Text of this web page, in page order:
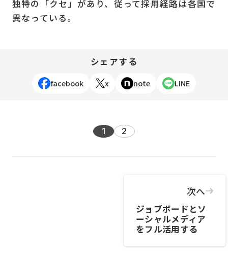
独特の「クセ」があり、従って採用経路は各国で
異なっている。
シェアする
facebook x note LINE
1 2
次へ
ジョブボードとソ
ーシャルメディア
をフル活用する